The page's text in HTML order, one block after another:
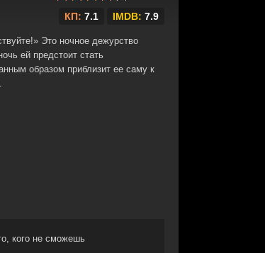
КП: 7.1 IMDB: 7.9
Это ночное дежурство
ей предстоит стать
образом приблизит ее саму к
кого не сможешь